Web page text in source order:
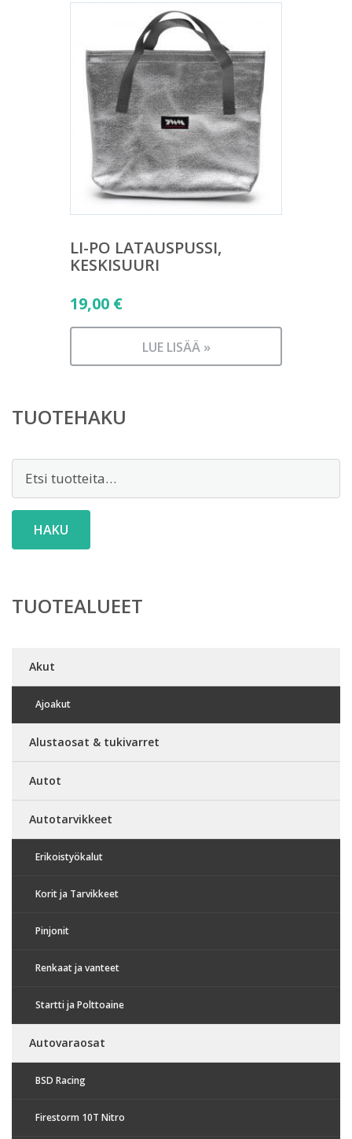
LI-PO LATAUSPUSSI,
KESKISUURI
19,00 €
LUE LISÄÄ »
TUOTEHAKU
Etsi:
HAKU
TUOTEALUEET
Akut
Ajoakut
Alustaosat & tukivarret
Autot
Autotarvikkeet
Erikoistyökalut
Korit ja Tarvikkeet
Pinjonit
Renkaat ja vanteet
Startti ja Polttoaine
Autovaraosat
BSD Racing
Firestorm 10T Nitro